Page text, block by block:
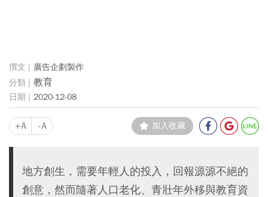
廣告企劃製作
教育
2020-12-08
+A -A 加入收藏
地方創生，需要年輕人的投入，回報源源不絕的
創意，然而隨著人口老化、青壯年外移與教育資